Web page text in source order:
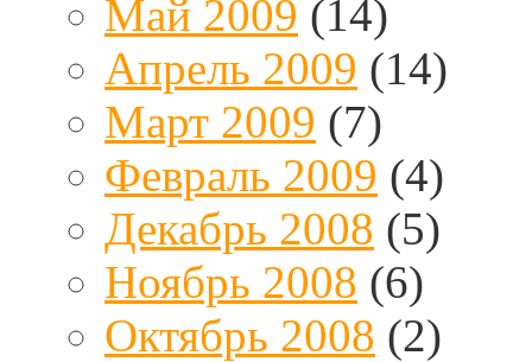
Май 2009 (14)
Апрель 2009 (14)
Март 2009 (7)
Февраль 2009 (4)
Декабрь 2008 (5)
Ноябрь 2008 (6)
Октябрь 2008 (2)